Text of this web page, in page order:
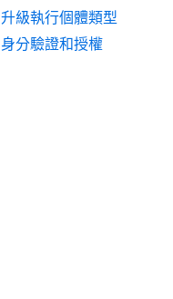
升級執行個體類型
身分驗證和授權